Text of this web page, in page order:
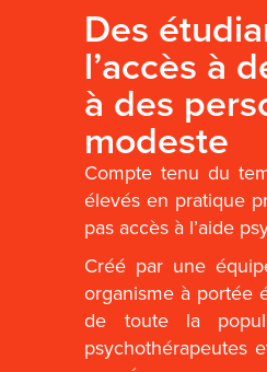
Des
l’accès à
à des
modeste
Compte tenu du
élevés en pratique
pas accès à l’aide
Créé par une
organisme à portée
de toute la
psychothérapeutes